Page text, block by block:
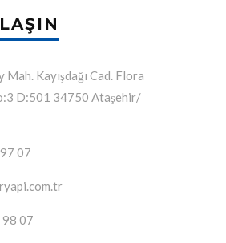
Mah. Kayışdağı Cad. Flora
D:501 34750 Ataşehir/
07
07